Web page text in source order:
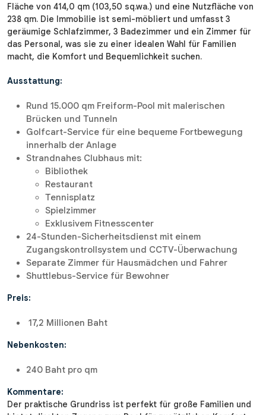
Fläche von 414,0 qm (103,50 sq.wa.) und eine Nutzfläche von
238 qm. Die Immobilie ist semi-möbliert und umfasst 3
geräumige Schlafzimmer, 3 Badezimmer und ein Zimmer für
das Personal, was sie zu einer idealen Wahl für Familien
macht, die Komfort und Bequemlichkeit suchen.
Ausstattung:
Rund 15.000 qm Freiform-Pool mit malerischen
Brücken und Tunneln
Golfcart-Service für eine bequeme Fortbewegung
innerhalb der Anlage
Strandnahes Clubhaus mit:
Bibliothek
Restaurant
Tennisplatz
Spielzimmer
Exklusivem Fitnesscenter
24-Stunden-Sicherheitsdienst mit einem
Zugangskontrollsystem und CCTV-Überwachung
Separate Zimmer für Hausmädchen und Fahrer
Shuttlebus-Service für Bewohner
Preis:
17,2 Millionen Baht
Nebenkosten:
240 Baht pro qm
Kommentare:
Der praktische Grundriss ist perfekt für große Familien und